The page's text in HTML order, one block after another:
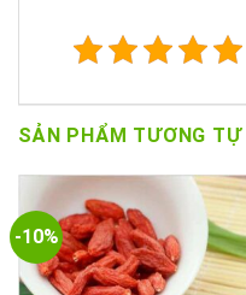
SẢN PHẨM TƯƠNG TỰ
-10%